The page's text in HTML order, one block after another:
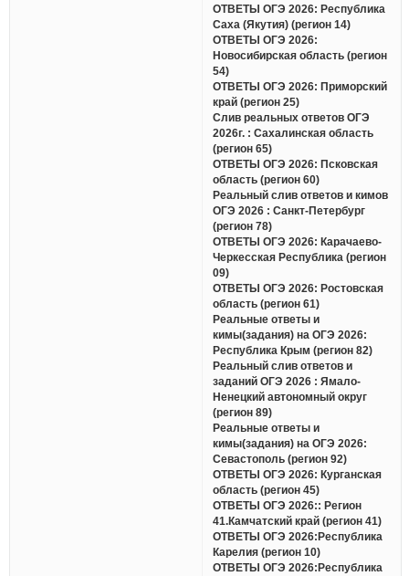
ОТВЕТЫ ОГЭ 2026: Республика
Саха (Якутия) (регион 14)
ОТВЕТЫ ОГЭ 2026:
Новосибирская область (регион
54)
ОТВЕТЫ ОГЭ 2026: Приморский
край (регион 25)
Слив реальных ответов ОГЭ
2026г. : Сахалинская область
(регион 65)
ОТВЕТЫ ОГЭ 2026: Псковская
область (регион 60)
Реальный слив ответов и кимов
ОГЭ 2026 : Санкт-Петербург
(регион 78)
ОТВЕТЫ ОГЭ 2026: Карачаево-
Черкесская Республика (регион
09)
ОТВЕТЫ ОГЭ 2026: Ростовская
область (регион 61)
Реальные ответы и
кимы(задания) на ОГЭ 2026:
Республика Крым (регион 82)
Реальный слив ответов и
заданий ОГЭ 2026 : Ямало-
Ненецкий автономный округ
(регион 89)
Реальные ответы и
кимы(задания) на ОГЭ 2026:
Севастополь (регион 92)
ОТВЕТЫ ОГЭ 2026: Курганская
область (регион 45)
ОТВЕТЫ ОГЭ 2026:: Регион
41.Камчатский край (регион 41)
ОТВЕТЫ ОГЭ 2026:Республика
Карелия (регион 10)
ОТВЕТЫ ОГЭ 2026:Республика